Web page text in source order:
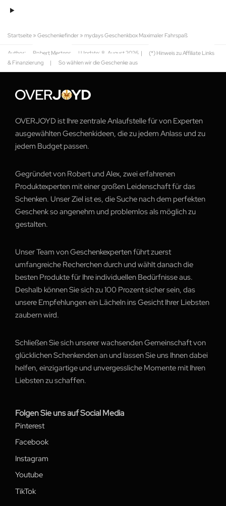
Startseite » Geschenkefinder » mydays Geschenkbox Maximaler Fahrspaß
Author: Robert Mertens | Update: 8. August 2026 |
(*) Hinweis zu Affiliate Links
& Finanzierung
| So wählen wir die Geschenke aus
OVERJOYD ist Ihre zentrale Anlaufstelle für von Experten
ausgewählten Geschenkideen, die zu jedem Anlass und zu
jedem Budget passen.
Gegründet von Robert und Alex, zwei erfahrenen
Produktexperten mit einer großen Leidenschaft für das
Schenken. Unser Ziel ist es, die Suche nach dem perfekten
Geschenk so angenehm und problemlos als möglich zu
gestalten.
Unser Team von Geschenkexperten führt zuerst
umfangreiche Recherchen durch und wählt danach die
besten Produkte für Ihre individuellen Bedürfnisse aus.
Deshalb können Sie sich zu 100 Prozent sicher sein, das
unsere Empfehlungen ein Lächeln ins Gesicht Ihrer Liebsten
zaubern wird.
Schließen Sie sich unserer wachsenden Gemeinschaft von
glücklichen Schenkenden an und lassen Sie uns Ihnen dabei
helfen, einzigartige und unvergessliche Momente mit Ihren
Liebsten zu schaffen.
Folgen Sie uns auf Social Media
Pinterest
Facebook
Instagram
Youtube
TikTok